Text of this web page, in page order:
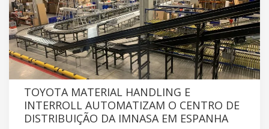
TOYOTA MATERIAL HANDLING E
INTERROLL AUTOMATIZAM O CENTRO DE
DISTRIBUIÇÃO DA IMNASA EM ESPANHA